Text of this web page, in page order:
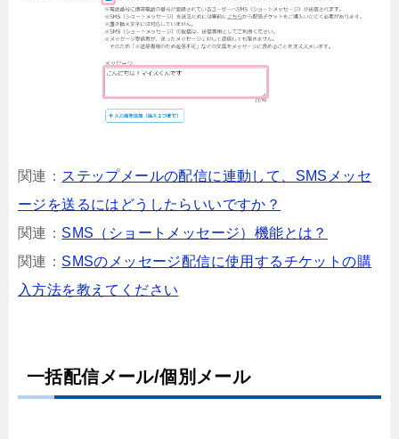
関連： ステップメールの配信に連動して、SMSメッセ
ージを送るにはどうしたらいいですか？
関連： SMS（ショートメッセージ）機能とは？
関連： SMSのメッセージ配信に使用するチケットの購
入方法を教えてください
一括配信メール/個別メール